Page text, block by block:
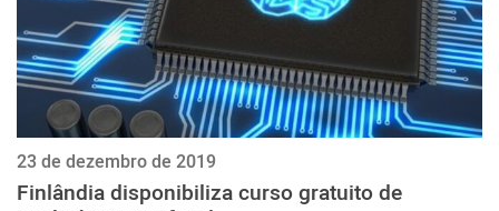
23 de dezembro de 2019
Finlândia disponibiliza curso gratuito de